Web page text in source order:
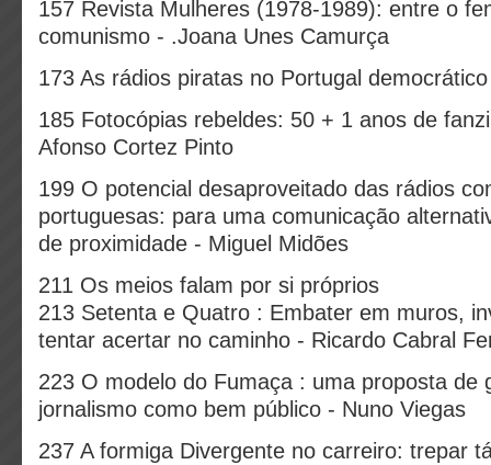
157 Revista Mulheres (1978-1989): entre o
comunismo - .Joana Unes Camurça
173 As rádios piratas no Portugal
185 Fotocópias rebeldes: 50 + 1 anos de
Afonso Cortez Pinto
199 O potencial desaproveitado das rádios
portuguesas: para uma comunicação
de proximidade - Miguel Midões
211 Os meios falam por si próprios
213 Setenta e Quatro : Embater em muros,
tentar acertar no caminho - Ricardo Cabral
223 O modelo do Fumaça : uma proposta de
jornalismo como bem público - Nuno Viegas
237 A formiga Divergente no carreiro: trepar